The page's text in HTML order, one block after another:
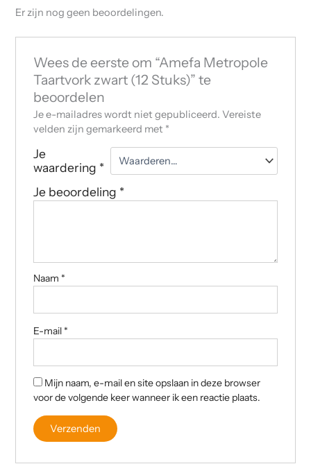
Er zijn nog geen beoordelingen.
Wees de eerste om “Amefa Metropole
Taartvork zwart (12 Stuks)” te
beoordelen
Je e-mailadres wordt niet gepubliceerd. Vereiste
velden zijn gemarkeerd met *
Je
waardering *
Je beoordeling *
Naam *
E-mail *
Mijn naam, e-mail en site opslaan in deze browser
voor de volgende keer wanneer ik een reactie plaats.